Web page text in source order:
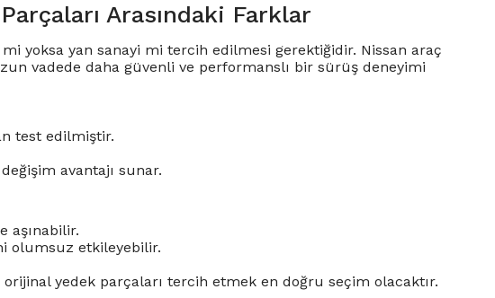
Arasındaki Farklar
yoksa yan sanayi mi tercih edilmesi gerektiğidir. Nissan araç
vadede daha güvenli ve performanslı bir sürüş deneyimi
test edilmiştir.
avantajı sunar.
aşınabilir.
olumsuz etkileyebilir.
yedek parçaları tercih etmek en doğru seçim olacaktır.